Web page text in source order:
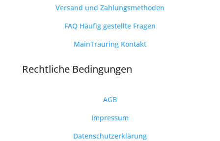
Versand und Zahlungsmethoden
FAQ Häufig gestellte Fragen
MainTrauring Kontakt
Rechtliche Bedingungen
AGB
Impressum
Datenschutzerklärung